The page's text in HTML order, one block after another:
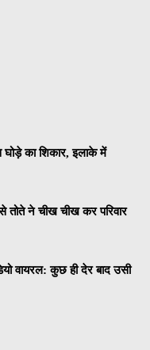
घोड़े का शिकार, इलाके में
तोते ने चीख चीख कर परिवार
वायरल: कुछ ही देर बाद उसी